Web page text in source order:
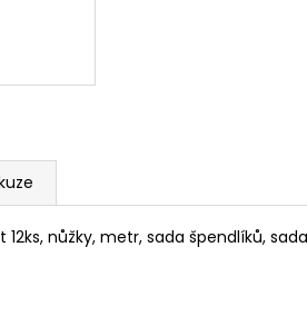
12ks, nůžky, metr, sada špendlíků,